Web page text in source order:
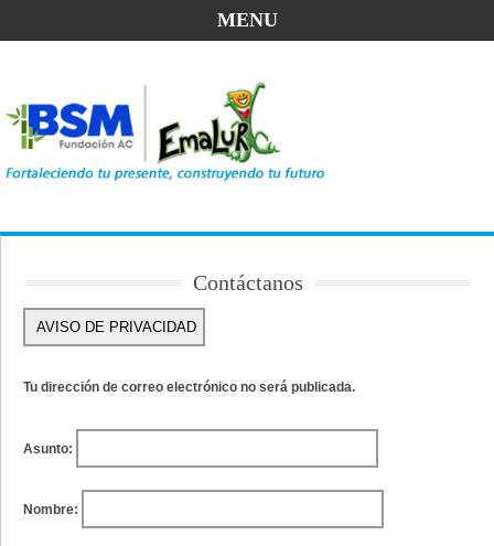
MENU
Contáctanos
Tu dirección de correo electrónico no será publicada.
Asunto:
Nombre: